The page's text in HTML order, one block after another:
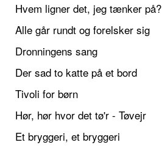
Hvem ligner det, jeg tænker på?
Alle går rundt og forelsker sig
Dronningens sang
Der sad to katte på et bord
Tivoli for børn
Hør, hør hvor det tø'r - Tøvejr
Et bryggeri, et bryggeri